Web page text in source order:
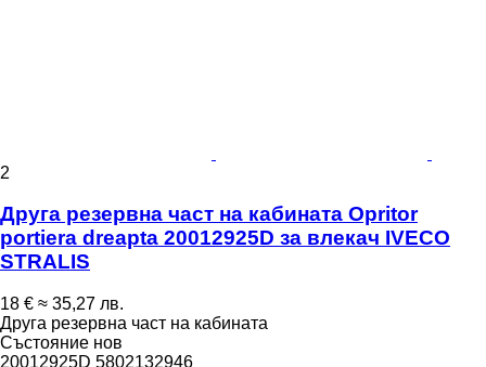
2
Друга резервна част на кабината Opritor
portiera dreapta 20012925D за влекач IVECO
STRALIS
18 € ≈ 35,27 лв.
Друга резервна част на кабината
Състояние нов
20012925D 5802132946